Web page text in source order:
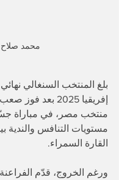
بلغ المنتخب السنغالي
إفريقيا 2025 بعد
منتخب مصر، في مباراة
مستويات التنافس والندية
القارة السمراء.
ورغم الخروج، قدّم